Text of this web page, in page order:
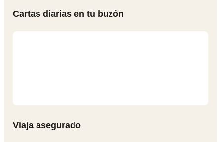
Cartas diarias en tu buzón
Viaja asegurado